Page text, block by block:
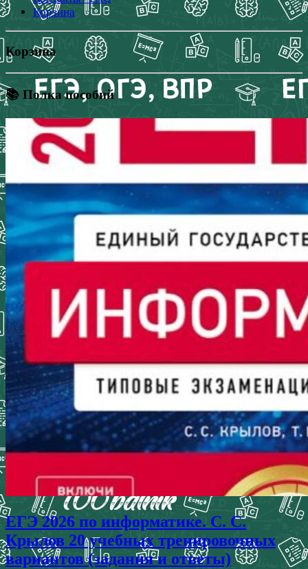
Корзина
Корзина
📚 Полка пособий
ЕГЭ 2026 по информатике. С. С.
Крылов 20 учебных тренировочных
вариантов (задания и ответы)